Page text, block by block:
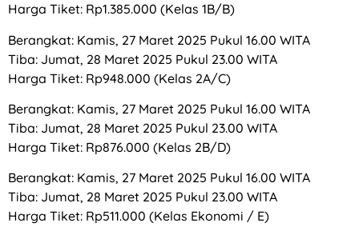
Harga Tiket: Rp1.385.000 (Kelas 1B/B)
Berangkat: Kamis, 27 Maret 2025 Pukul 16.00 WITA
Tiba: Jumat, 28 Maret 2025 Pukul 23.00 WITA
Harga Tiket: Rp948.000 (Kelas 2A/C)
Berangkat: Kamis, 27 Maret 2025 Pukul 16.00 WITA
Tiba: Jumat, 28 Maret 2025 Pukul 23.00 WITA
Harga Tiket: Rp876.000 (Kelas 2B/D)
Berangkat: Kamis, 27 Maret 2025 Pukul 16.00 WITA
Tiba: Jumat, 28 Maret 2025 Pukul 23.00 WITA
Harga Tiket: Rp511.000 (Kelas Ekonomi / E)